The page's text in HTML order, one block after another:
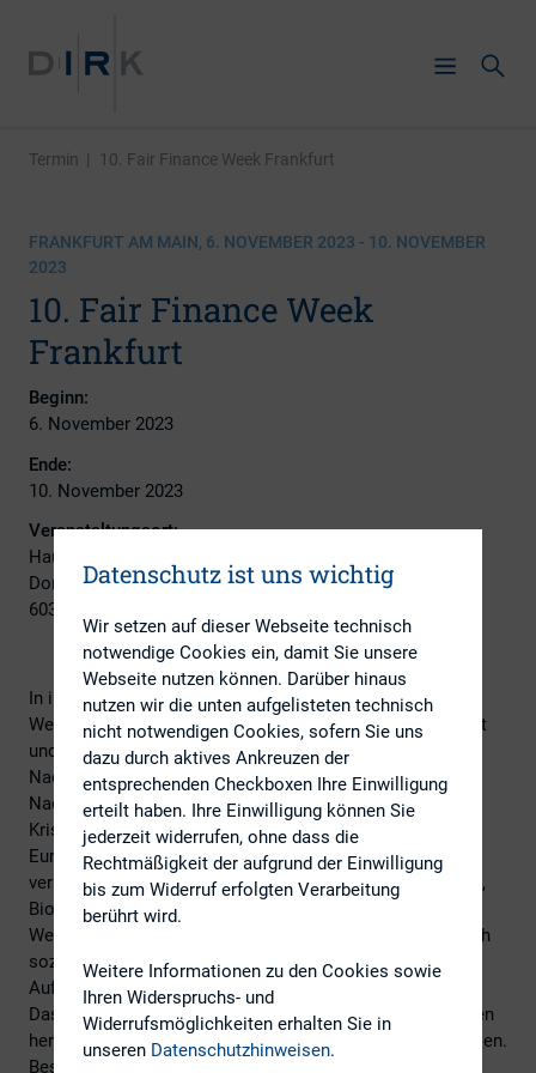
Termin | 10. Fair Finance Week Frankfurt
FRANKFURT AM MAIN, 6. NOVEMBER 2023 - 10. NOVEMBER
2023
10. Fair Finance Week
Frankfurt
Beginn:
6. November 2023
Ende:
10. November 2023
Veranstaltungsort:
Haus am Dom (online und live)
Domplatz
60311 Frankfurt am Main
In ihrem Jubiläumsjahr 2023 bringt die 10. Fair Finance
Week Frankfurt erneut Gesellschaft, Politik, Wissenschaft
und Finanzwirtschaft zusammen, um Impulse für
Nachhaltigkeit zu setzen. Das diesjährige Motto lautet:
Nachhaltigkeit in der Krise?! Ist Nachhaltigkeit in
Krisenzeiten noch angesagt? Ist in Zeiten von Krieg in
Europa und der daraus entstandenen Energiekrise,
verbunden mit weltweiter Inflation Ökologie, Klimaschutz,
Biodiversität und Einhaltung der ESG-Kriterien gefährdet.
Welchen Weg nehmen Finanzströme? Drohen Fragen nach
sozialer Gerechtigkeit und Verbundenheit ihre
Aufmerksamkeit zu verlieren?
Das Fair Finance Network Frankfurt lädt alle Interessierten
herzlich ein zum Mitdiskutieren, Zuhören und Fragen stellen.
Besuchen Sie uns an einem oder mehreren Abenden.
Datenschutz ist uns wichtig
Wir setzen auf dieser Webseite technisch
notwendige Cookies ein, damit Sie unsere
Webseite nutzen können. Darüber hinaus
nutzen wir die unten aufgelisteten technisch
nicht notwendigen Cookies, sofern Sie uns
dazu durch aktives Ankreuzen der
entsprechenden Checkboxen Ihre Einwilligung
erteilt haben. Ihre Einwilligung können Sie
jederzeit widerrufen, ohne dass die
Rechtmäßigkeit der aufgrund der Einwilligung
bis zum Widerruf erfolgten Verarbeitung
berührt wird.
Weitere Informationen zu den Cookies sowie
Ihren Widerspruchs- und
Widerrufsmöglichkeiten erhalten Sie in
unseren Datenschutzhinweisen.